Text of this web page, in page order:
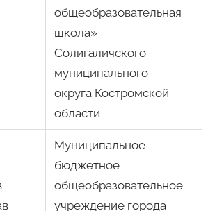
общеобразовательная
школа»
Солигаличского
муниципального
округа Костромской
области
Муниципальное
бюджетное
общеобразовательное
учреждение города